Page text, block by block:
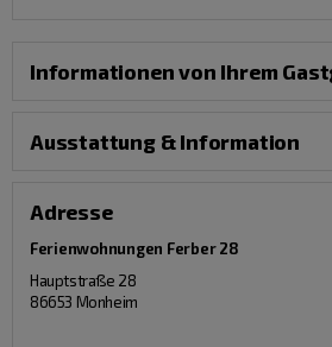
Informationen von Ihrem
Ausstattung & Information
Adresse
Ferienwohnungen Ferber 28
Hauptstraße 28
86653 Monheim